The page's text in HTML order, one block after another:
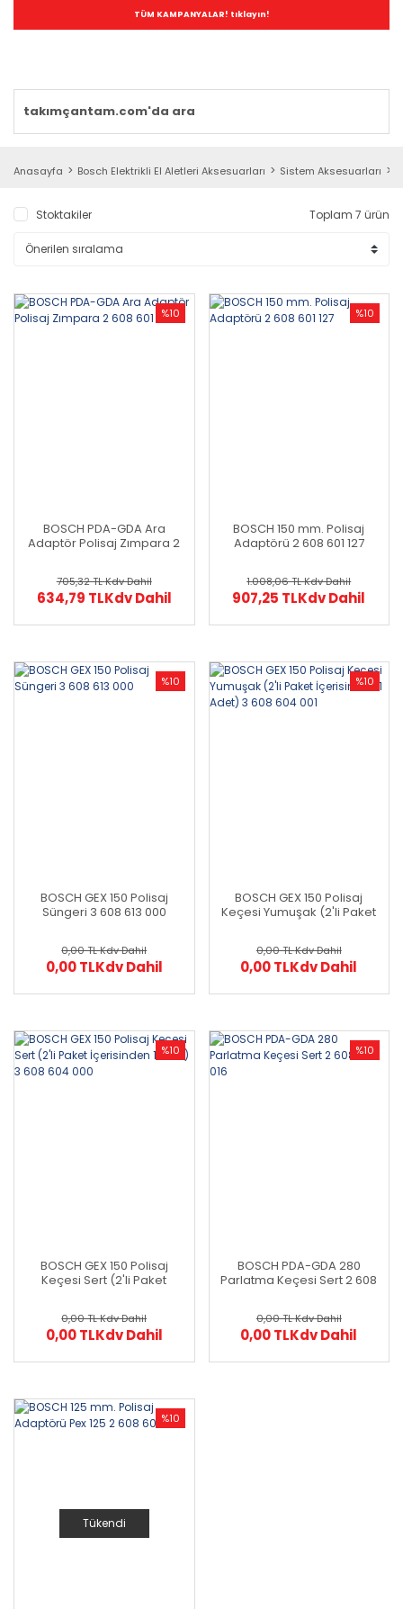
TÜM KAMPANYALAR! tıklayın!
Anasayfa Bosch Elektrikli El Aletleri Aksesuarları Sistem Aksesuarları
Stoktakiler Toplam 7 ürün
%10
BOSCH PDA-GDA Ara
Adaptör Polisaj Zımpara 2
705,32 TLKdv Dahil
634,79 TLKdv Dahil
%10
BOSCH 150 mm. Polisaj
Adaptörü 2 608 601 127
1.008,06 TLKdv Dahil
907,25 TLKdv Dahil
%10
BOSCH GEX 150 Polisaj
Süngeri 3 608 613 000
0,00 TLKdv Dahil
0,00 TLKdv Dahil
%10
BOSCH GEX 150 Polisaj
Keçesi Yumuşak (2'li Paket
0,00 TLKdv Dahil
0,00 TLKdv Dahil
%10
BOSCH GEX 150 Polisaj
Keçesi Sert (2'li Paket
0,00 TLKdv Dahil
0,00 TLKdv Dahil
%10
BOSCH PDA-GDA 280
Parlatma Keçesi Sert 2 608
0,00 TLKdv Dahil
0,00 TLKdv Dahil
%10
Tükendi